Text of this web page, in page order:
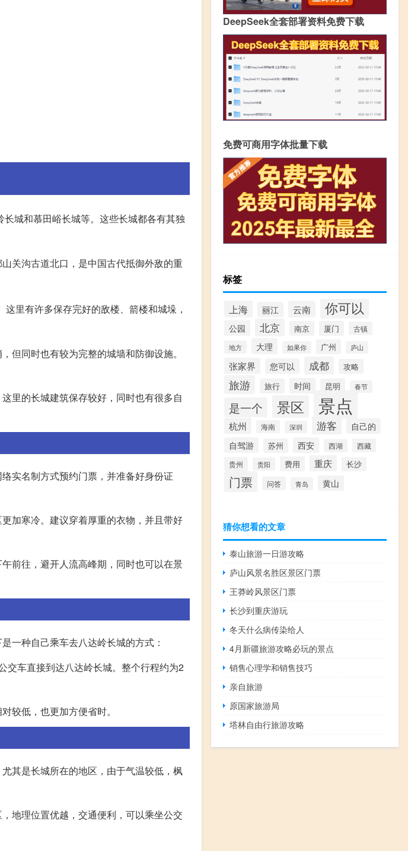
城和慕田峪长城等。这些长城都各有其独
关沟古道北口，是中国古代抵御外敌的重
里有许多保存完好的敌楼、箭楼和城垛，
但同时也有较为完整的城墙和防御设施。
里的长城建筑保存较好，同时也有很多自
实名制方式预约门票，并准备好身份证
加寒冷。建议穿着厚重的衣物，并且带好
前往，避开人流高峰期，同时也可以在景
一种自己乘车去八达岭长城的方式：
交车直接到达八达岭长城。整个行程约为2
较低，也更加方便省时。
其是长城所在的地区，由于气温较低，枫
地理位置优越，交通便利，可以乘坐公交
DeepSeek全套部署资料免费下载
免费可商用字体批量下载
标签
上海 丽江 云南 你可以
公园 北京 南京 厦门 古镇
地方 大理 如果你 广州 庐山
张家界 您可以 成都 攻略
旅游 旅行 时间 昆明 春节
是一个 景区 景点
杭州 海南 深圳 游客
自己的
自驾游
苏州 西安 西湖 西藏
贵州 贵阳 费用 重庆 长沙
门票 问答 青岛 黄山
猜你想看的文章
泰山旅游一日游攻略
庐山风景名胜区景区门票
王莽岭风景区门票
长沙到重庆游玩
冬天什么病传染给人
4月新疆旅游攻略必玩的景点
销售心理学和销售技巧
亲自旅游
原国家旅游局
塔林自由行旅游攻略